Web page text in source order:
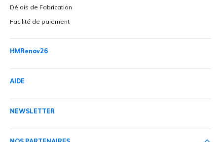
Délais de Fabrication
Facilité de paiement
HMRenov26
AIDE
NEWSLETTER